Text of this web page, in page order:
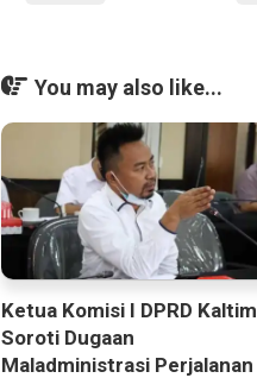
You may also like...
Ketua Komisi I DPRD Kaltim
Soroti Dugaan
Maladministrasi Perjalanan